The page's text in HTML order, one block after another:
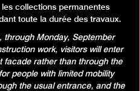
collections permanentes
toute la durée des travaux.
through Monday, September
work, visitors will enter
facade rather than through the
people with limited mobility
the usual entrance, and the